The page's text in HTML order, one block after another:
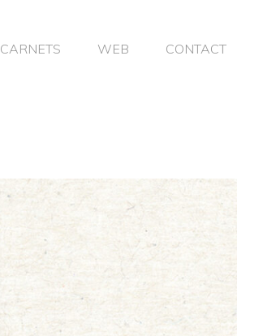
CARNETS WEB CONTACT